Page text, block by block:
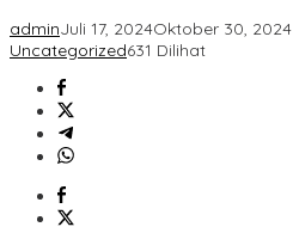
adminJuli 17, 2024Oktober 30, 2024
Uncategorized631 Dilihat